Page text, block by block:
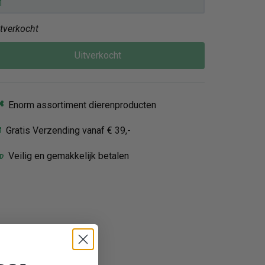
Uitverkocht
Enorm assortiment dierenproducten
Gratis Verzending vanaf € 39,-
Veilig en gemakkelijk betalen